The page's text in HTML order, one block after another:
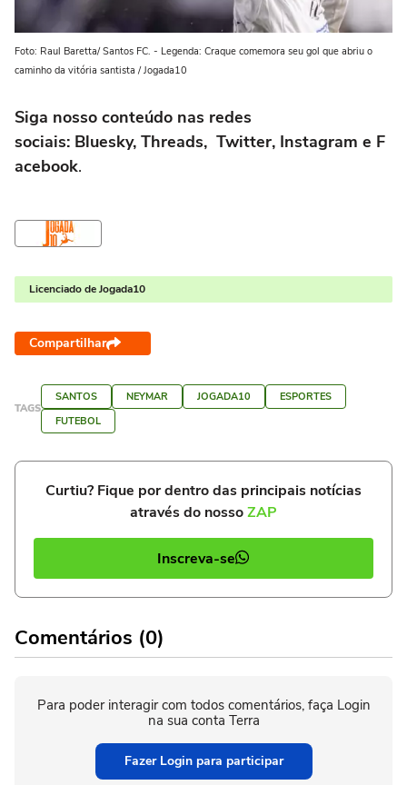
Foto: Raul Baretta/ Santos FC. - Legenda: Craque comemora seu gol que abriu o
caminho da vitória santista / Jogada10
Siga nosso conteúdo nas redes
sociais: Bluesky, Threads, Twitter, Instagram e F
acebook.
Licenciado de Jogada10
Compartilhar
TAGS
SANTOS NEYMAR JOGADA10
ESPORTES
FUTEBOL
Curtiu? Fique por dentro das principais notícias
através do nossoZAP
Inscreva-se
Comentários (0)
Para poder interagir com todos comentários, faça Login
na sua conta Terra
Fazer Login para participar